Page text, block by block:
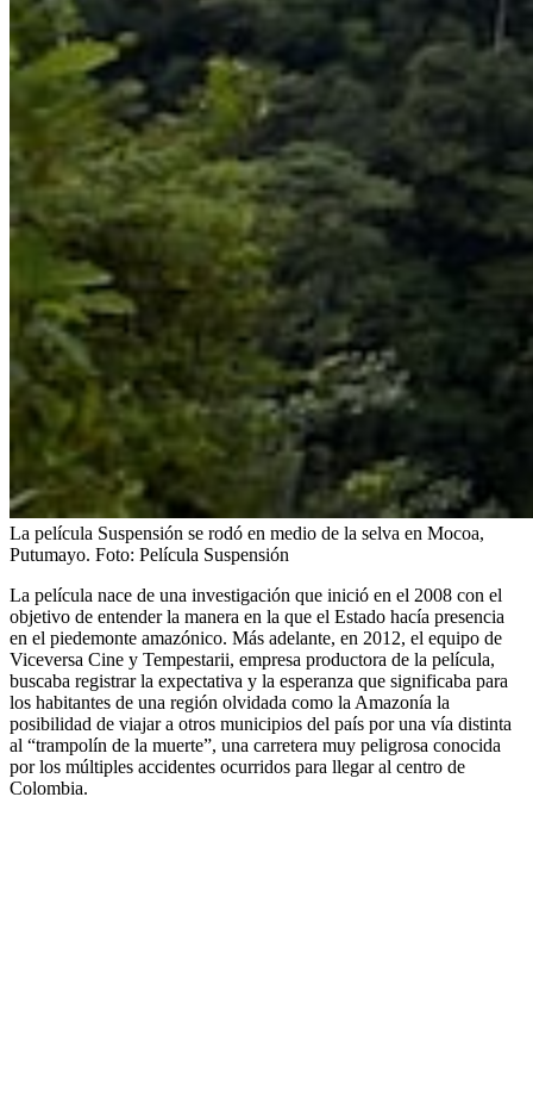
La película Suspensión se rodó en medio de la selva en Mocoa,
Putumayo. Foto: Película Suspensión
La película nace de una investigación que inició en el 2008 con el
objetivo de entender la manera en la que el Estado hacía presencia
en el piedemonte amazónico. Más adelante, en 2012, el equipo de
Viceversa Cine y Tempestarii, empresa productora de la película,
buscaba registrar la expectativa y la esperanza que significaba para
los habitantes de una región olvidada como la Amazonía la
posibilidad de viajar a otros municipios del país por una vía distinta
al “trampolín de la muerte”, una carretera muy peligrosa conocida
por los múltiples accidentes ocurridos para llegar al centro de
Colombia.